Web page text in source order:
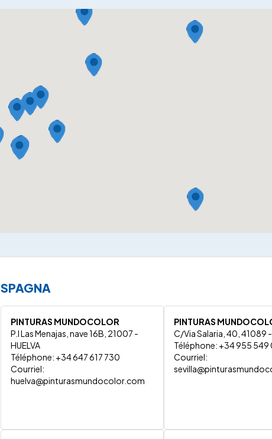
SPAGNA
PINTURAS MUNDOCOLOR
P.I Las Menajas, nave 16B, 21007 -
HUELVA
Téléphone: +34 647 617 730
Courriel:
huelva@pinturasmundocolor.com
PINTURAS
C/Via Salaria, 40, 41089 -
Téléphone: +34 955 549
Courriel: